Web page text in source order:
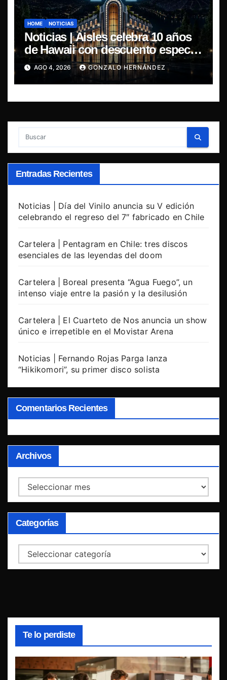
HOME NOTICIAS
Noticias | Aisles celebra 10 años
de Hawaii con descuento especial
en LP y CD
AGO 4, 2026 GONZALO HERNÁNDEZ
Entradas Recientes
Noticias | Día del Vinilo anuncia su V edición
celebrando el regreso del 7″ fabricado en Chile
Cartelera | Pentagram en Chile: tres discos
esenciales de las leyendas del doom
Cartelera | Boreal presenta “Agua Fuego”, un
intenso viaje entre la pasión y la desilusión
Cartelera | El Cuarteto de Nos anuncia un show
único e irrepetible en el Movistar Arena
Noticias | Fernando Rojas Parga lanza
“Hikikomori”, su primer disco solista
Comentarios Recientes
Archivos
Archivos
Categorías
Categorías
Te lo perdiste